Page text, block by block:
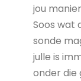
jou
Soos wat
sonde
julle is
onder die